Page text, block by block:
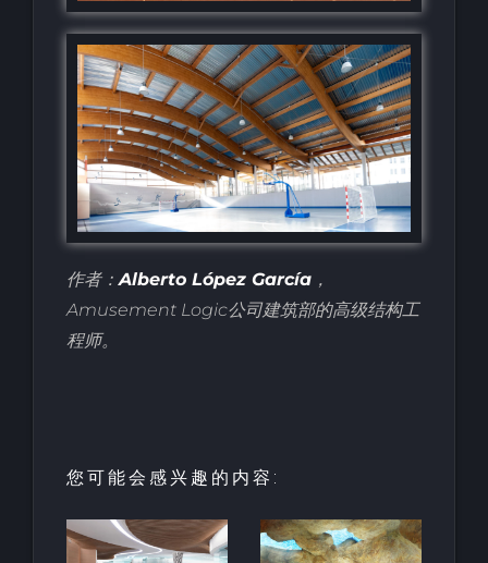
作者： Alberto López García，
Amusement Logic公司建筑部的高级结构工
程师。
您可能会感兴趣的内容: